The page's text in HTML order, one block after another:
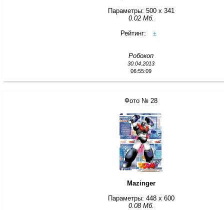
Параметры: 500 x 341
0.02 Мб.
Рейтинг:
±
Робокоп
30.04.2013
06:55:09
Фото № 28
Mazinger
Параметры: 448 x 600
0.08 Мб.